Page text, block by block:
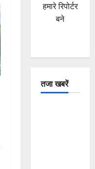
हमारे रिपोर्टर
बने
तजा खबरें